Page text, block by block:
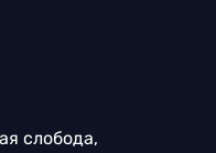
слобода,